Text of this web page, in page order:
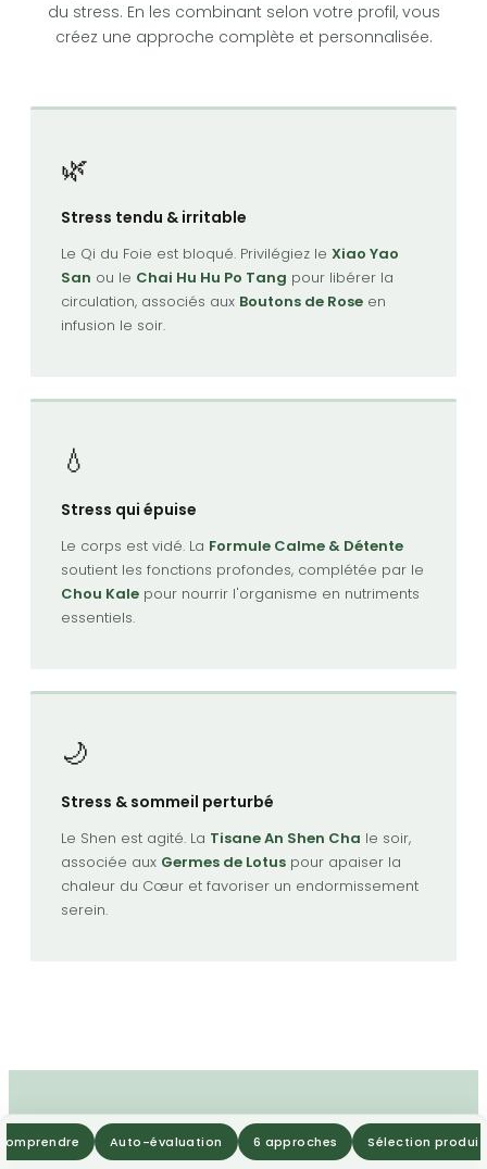
du stress. En les combinant selon votre profil, vous
créez une approche complète et personnalisée.
🌿
Stress tendu & irritable
Le Qi du Foie est bloqué. Privilégiez le Xiao Yao
San ou le Chai Hu Hu Po Tang pour libérer la
circulation, associés aux Boutons de Rose en
infusion le soir.
💧
Stress qui épuise
Le corps est vidé. La Formule Calme & Détente
soutient les fonctions profondes, complétée par le
Chou Kale pour nourrir l'organisme en nutriments
essentiels.
🌙
Stress & sommeil perturbé
Le Shen est agité. La Tisane An Shen Cha le soir,
associée aux Germes de Lotus pour apaiser la
chaleur du Cœur et favoriser un endormissement
serein.
Auto-évaluation 6 approches Sélection